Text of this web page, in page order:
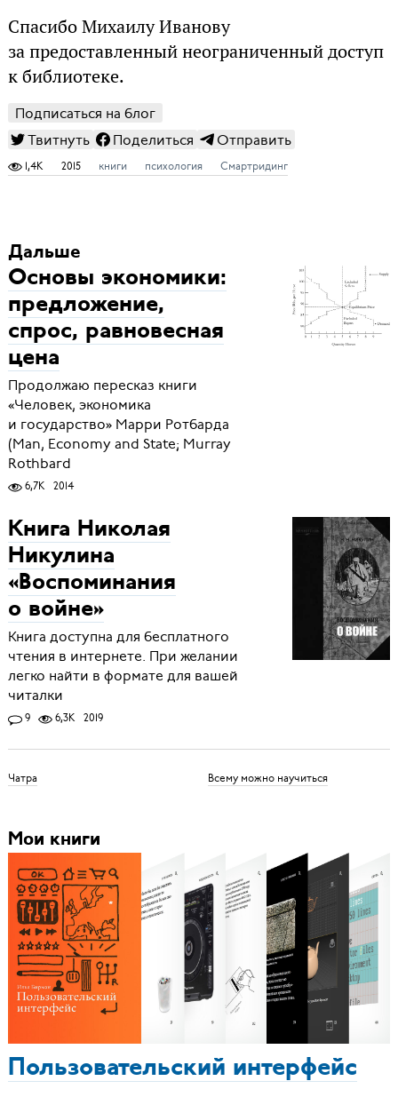
Спасибо Михаилу Иванову
за предоставленный неограниченный доступ
к библиотеке.
Подписаться на блог
Твитнуть
Поделиться Отправить
1,4K 2015 книги психология Смартридинг
Дальше
Основы экономики:
предложение,
спрос, равновесная
цена
Продолжаю пересказ книги
«Человек, экономика
и государство» Марри Ротбарда
(Man, Economy and State; Murray
Rothbard
6,7K 2014
Книга Николая
Никулина
«Воспоминания
о войне»
Книга доступна для бесплатного
чтения в интернете. При желании
легко найти в формате для вашей
читалки
9 6,3K 2019
Чатра Всему можно научиться
Мои книги
Пользовательский интерфейс